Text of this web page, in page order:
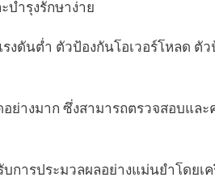
บำรุงรักษาง่าย
นต่ำ ตัวป้องกันโอเวอร์โหลด ตั
างมาก ซึ่งสามารถตรวจสอบแล
ารประมวลผลอย่างแม่นยำโดย